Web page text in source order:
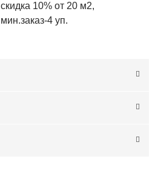
скидка 10% от 20 м2,
мин.заказ-4 уп.